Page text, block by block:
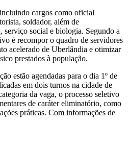
cargos como oficial
soldador, além de
serviço social e biologia. Segundo a
é recompor o quadro de servidores
acelerado de Uberlândia e otimizar
prestados à população.
estão agendadas para o dia 1º de
em dois turnos na cidade de
da vaga, o processo seletivo
de caráter eliminatório, como
práticas. Com informações de